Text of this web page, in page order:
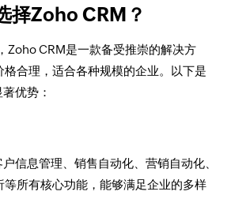
择Zoho CRM？
Zoho CRM是一款备受推崇的解决方
格合理，适合各种规模的企业。以下是
优势：
信息管理、销售自动化、营销自动化、
等所有核心功能，能够满足企业的多样